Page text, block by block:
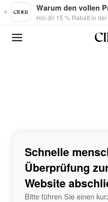
Skip to main content
Warum den vollen
Hol dir 15 % Rabatt in
Schnelle
Überprüfung
Website
Bitte führen Sie einen